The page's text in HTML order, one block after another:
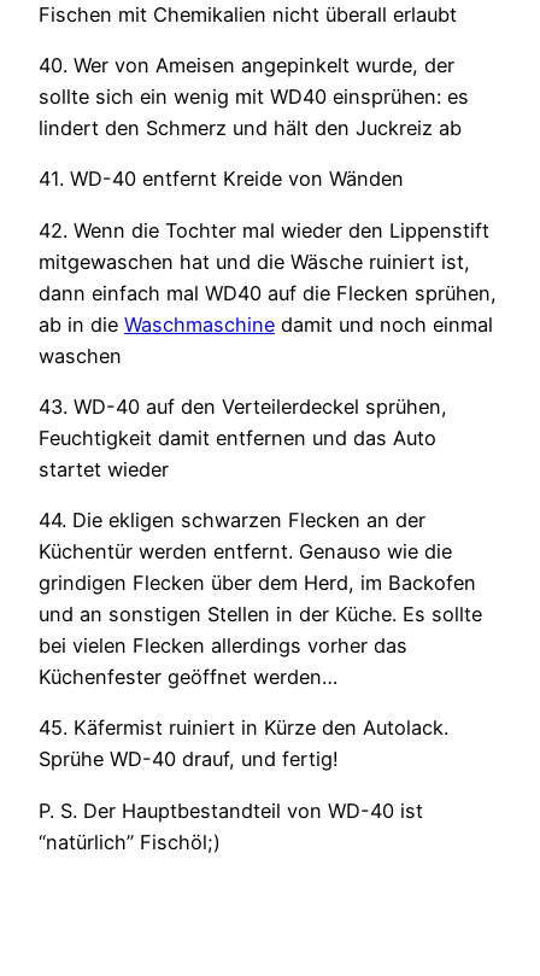
Fischen mit Chemikalien nicht überall erlaubt
40. Wer von Ameisen angepinkelt wurde, der
sollte sich ein wenig mit WD40 einsprühen: es
lindert den Schmerz und hält den Juckreiz ab
41. WD-40 entfernt Kreide von Wänden
42. Wenn die Tochter mal wieder den Lippenstift
mitgewaschen hat und die Wäsche ruiniert ist,
dann einfach mal WD40 auf die Flecken sprühen,
ab in die Waschmaschine damit und noch einmal
waschen
43. WD-40 auf den Verteilerdeckel sprühen,
Feuchtigkeit damit entfernen und das Auto
startet wieder
44. Die ekligen schwarzen Flecken an der
Küchentür werden entfernt. Genauso wie die
grindigen Flecken über dem Herd, im Backofen
und an sonstigen Stellen in der Küche. Es sollte
bei vielen Flecken allerdings vorher das
Küchenfester geöffnet werden…
45. Käfermist ruiniert in Kürze den Autolack.
Sprühe WD-40 drauf, und fertig!
P. S. Der Hauptbestandteil von WD-40 ist
“natürlich” Fischöl;)